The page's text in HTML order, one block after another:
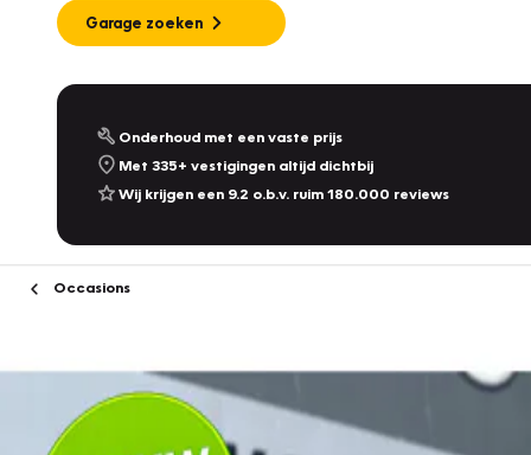
Garage zoeken
Onderhoud met een vaste prijs
Met 335+ vestigingen altijd dichtbij
Wij krijgen een 9.2 o.b.v. ruim 180.000 reviews
Occasions